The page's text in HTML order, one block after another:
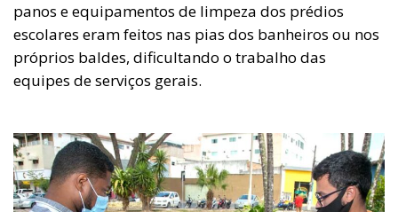
panos e equipamentos de limpeza dos prédios
escolares eram feitos nas pias dos banheiros ou nos
próprios baldes, dificultando o trabalho das
equipes de serviços gerais.